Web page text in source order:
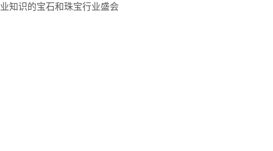
知识的宝石和珠宝行业盛会